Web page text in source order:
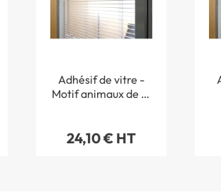
Adhésif de vitre -
Motif animaux de la
24,10 € HT